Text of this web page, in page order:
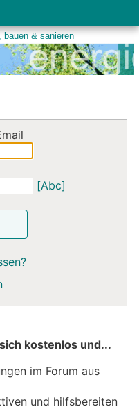
[Abc]
kostenlos und...
im Forum aus
und hilfsbereiten